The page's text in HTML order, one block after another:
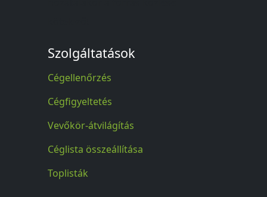
Szolgáltatások
Cégellenőrzés
Cégfigyeltetés
Vevőkör-átvilágítás
Céglista összeállítása
Toplisták